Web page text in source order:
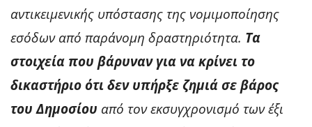
αντικειμενικής υπόστασης της νομιμοποίησης
εσόδων από παράνομη δραστηριότητα. Τα
στοιχεία που βάρυναν για να κρίνει το
δικαστήριο ότι δεν υπήρξε ζημιά σε βάρος
του Δημοσίου από τον εκσυγχρονισμό των έξι